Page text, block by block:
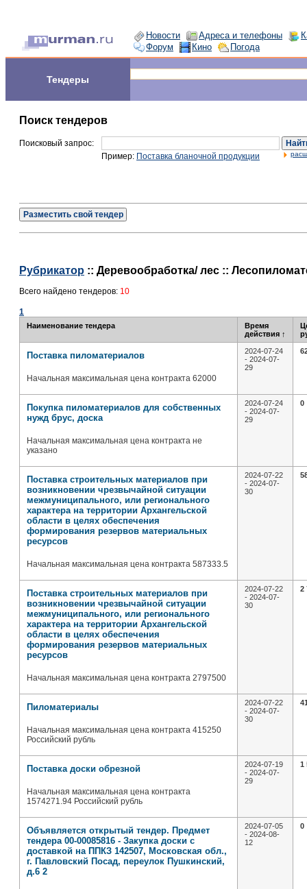
Новости Адреса и телефоны
Форум
Кино Погода
Тендеры
Поиск тендеров
Поисковый запрос:
Пример: Поставка бланочной продукции
Разместить свой тендер
Рубрикатор :: Деревообработка/ лес ::
Всего найдено тендеров: 10
1
Наименование тендера
Время
действия ↑
Поставка пиломатериалов
Начальная максимальная цена контракта 62000
2024-07-24
- 2024-07-
29
Покупка пиломатериалов для собственных
нужд брус, доска
Начальная максимальная цена контракта не
указано
2024-07-24
- 2024-07-
29
0
Поставка строительных материалов при
возникновении чрезвычайной ситуации
межмуниципального, или регионального
характера на территории Архангельской
области в целях обеспечения
формирования резервов материальных
ресурсов
Начальная максимальная цена контракта 587333.5
2024-07-22
- 2024-07-
30
Поставка строительных материалов при
возникновении чрезвычайной ситуации
межмуниципального, или регионального
характера на территории Архангельской
области в целях обеспечения
формирования резервов материальных
ресурсов
Начальная максимальная цена контракта 2797500
2024-07-22
- 2024-07-
30
2
Пиломатериалы
Начальная максимальная цена контракта 415250
Российский рубль
2024-07-22
- 2024-07-
30
Поставка доски обрезной
Начальная максимальная цена контракта
1574271.94 Российский рубль
2024-07-19
- 2024-07-
29
1
Объявляется открытый тендер. Предмет
тендера 00-00085816 - Закупка доски с
доставкой на ППКЗ 142507, Московская обл.,
г. Павловский Посад, переулок Пушкинский,
д.6 2
2024-07-05
- 2024-08-
12
0